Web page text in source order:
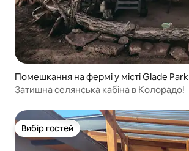
Помешкання на фермі у місті Glade Park
Затишна селянська кабіна в Колорадо!
Вибір гостей
Вибір гостей